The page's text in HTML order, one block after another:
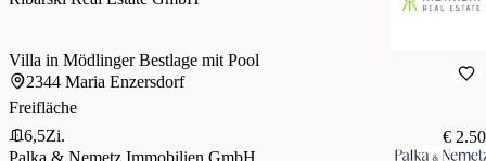
Villa in Mödlinger Bestlage mit Pool
2344 Maria Enzersdorf
Freifläche
6,5Zi.
€